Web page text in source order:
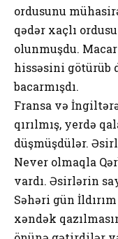
ordusunu
qədər xaçlı
olunmuşdu.
hissəsini götürüb
bacarmışdı.
Fransa və
qırılmış, yerdə
düşmüşdülər.
Never olmaqla
vardı. Əsirlərin
Səhəri gün
xəndək